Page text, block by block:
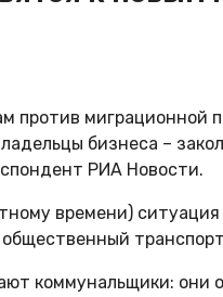
против миграционной
бизнеса –
РИА Новости.
времени)
коммунальщики: